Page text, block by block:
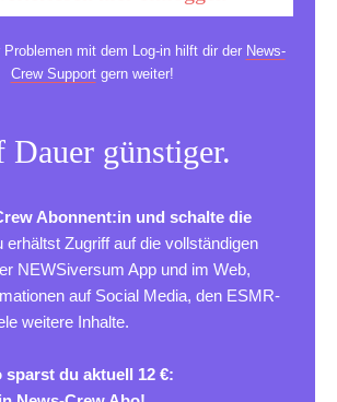
Problemen mit dem Log-in hilft dir der News-
Crew Supportgern weiter!
Dauer günstiger.
Abonnent:in und schalte die
erhältst Zugriff auf die vollständigen
NEWSiversum App und im Web,
auf Social Media, den ESMR-
weitere Inhalte.
sparst du aktuell 12 €: